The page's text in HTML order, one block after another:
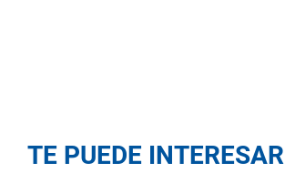
TE PUEDE INTERESAR